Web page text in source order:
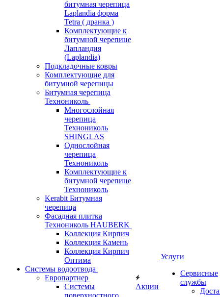
битумная черепица
Laplandia форма
Tetra ( дранка )
Комплектующие к
битумной черепице
Лапландия
(Laplandia)
Подкладочные ковры
Комплектующие для
битумной черепицы
Битумная черепица
Технониколь
Многослойная
черепица
Технониколь
SHINGLAS
Однослойная
черепица
Технониколь
Комплектующие к
битумной черепице
Технониколь
Kerabit Битумная
черепица
Фасадная плитка
Технониколь HAUBERK
Кол​лекция Кирпич
Кол​лекция Камень
Коллекция Кирпич
Оптима
Системы водоотвода
Европартнер
Системы
поверхностного
Акции
Услуги
Сервисные
службы